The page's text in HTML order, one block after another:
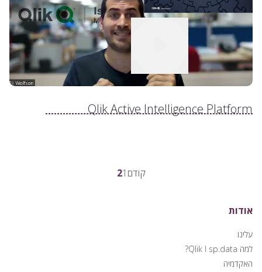
לצפייה בסרטון
Qlik Active Intelligence Platform
Postsקודם Page
1
Page
2
אודות
עלינו
למה Qlik I sp.data?
האקדמיה